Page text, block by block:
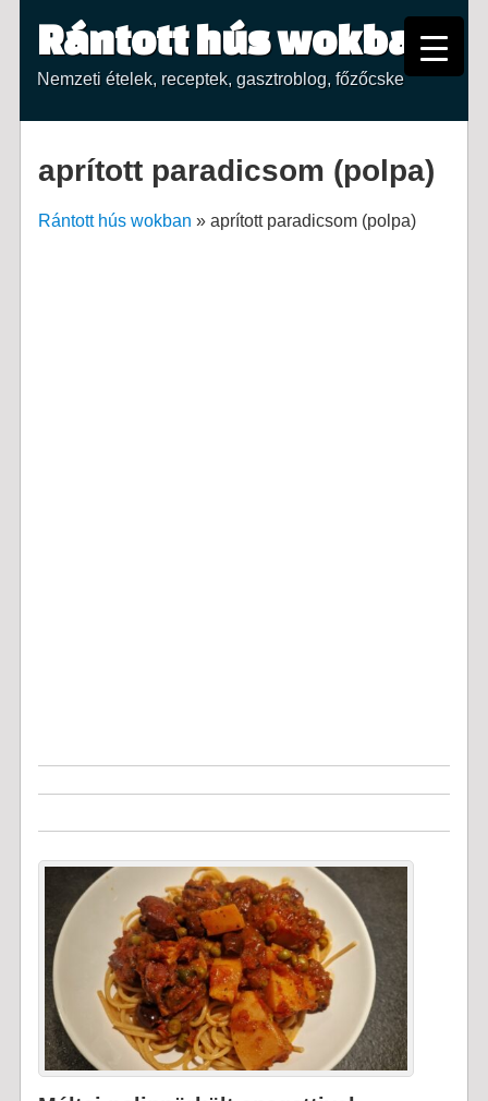
Rántott hús wokban
Nemzeti ételek, receptek, gasztroblog, főzőcske
aprított paradicsom (polpa)
Rántott hús wokban » aprított paradicsom (polpa)